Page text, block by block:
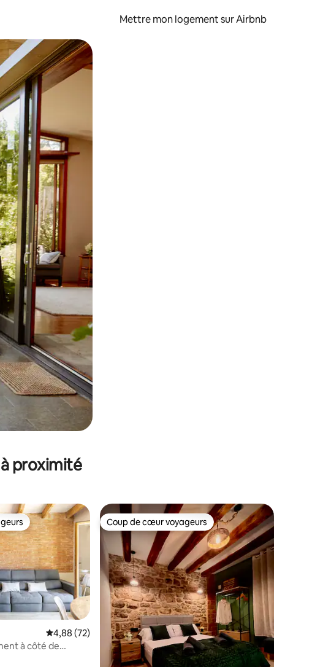
Mettre mon logement sur Airbnb
et en faisant glisser.
proximité
151 commentaires : 4,95 sur 5
Évaluation moyenne sur la base de 72 commentaires : 4,88 sur 5
4,88 (72)
à côté de
Coup de cœur voyageurs
Coup de cœur voyageurs